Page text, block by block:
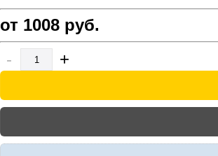
от 1008 руб.
-
+